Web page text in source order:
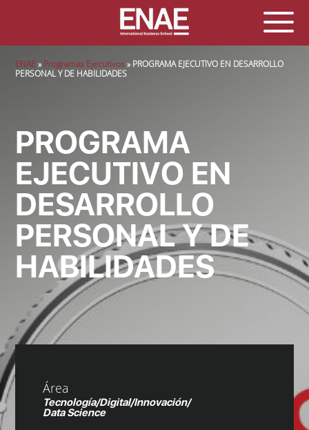
Sobrescribir enlaces de ayuda a la navegación
ENAE Programas Ejecutivos
PROGRAMA EJECUTIVO EN DESARROLLO
PERSONAL Y DE HABILIDADES
PROGRAMA
EJECUTIVO EN
DESARROLLO
PERSONAL Y DE
HABILIDADES
Área
Tecnología/Digital/Innovación/
Data Science